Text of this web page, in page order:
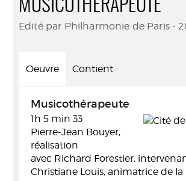
MUSICOTHÉRAPEUTE
Edité par Philharmonie de Paris -
Oeuvre Contient
Musicothérapeute
1h 5 min 33
Pierre-Jean Bouyer,
réalisation
avec Richard Forestier,
Christiane Louis, animatrice de